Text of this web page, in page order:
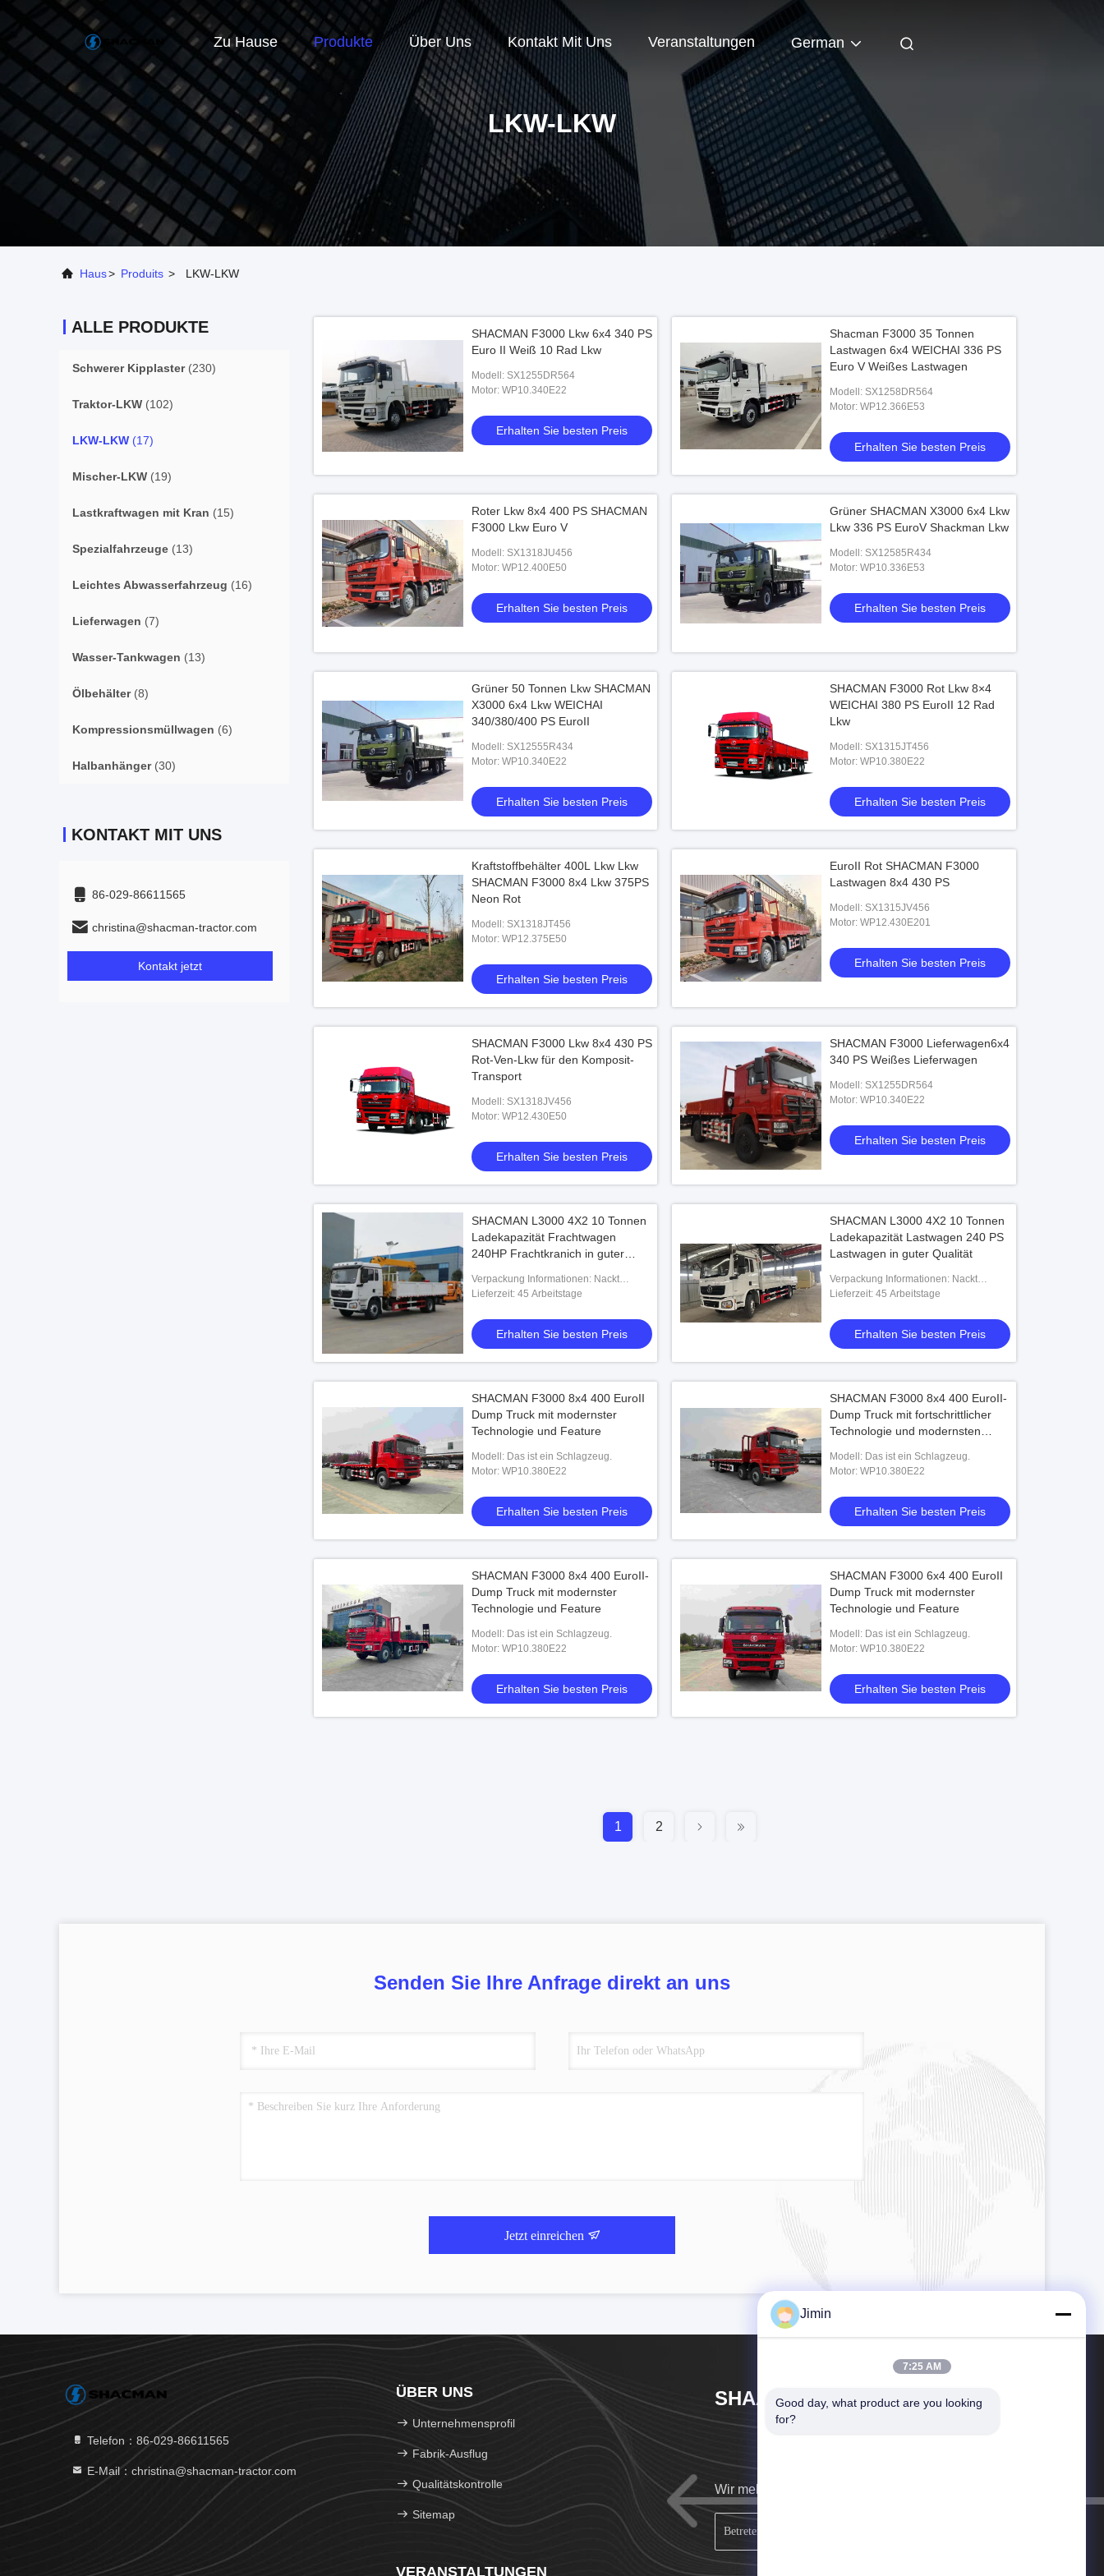
Zu Hause Produkte Über Uns Kontakt Mit Uns Veranstaltungen German
LKW-LKW
Haus> Produits > LKW-LKW
ALLE PRODUKTE
Schwerer Kipplaster(230)
Traktor-LKW (102)
LKW-LKW (17)
Mischer-LKW (19)
Lastkraftwagen mit Kran (15)
Spezialfahrzeuge (13)
Leichtes Abwasserfahrzeug (16)
Lieferwagen (7)
Wasser-Tankwagen (13)
Ölbehälter(8)
Kompressionsmüllwagen (6)
Halbanhänger(30)
KONTAKT MIT UNS
86-029-86611565
christina@shacman-tractor.com
Kontakt jetzt
SHACMAN F3000 Lkw 6x4 340 PS
Euro II Weiß 10 Rad Lkw
Modell: SX1255DR564
Motor: WP10.340E22
Erhalten Sie besten Preis
Shacman F3000 35 Tonnen
Lastwagen 6x4 WEICHAI 336 PS
Euro V Weißes Lastwagen
Modell: SX1258DR564
Motor: WP12.366E53
Erhalten Sie besten Preis
Roter Lkw 8x4 400 PS SHACMAN
F3000 Lkw Euro V
Modell: SX1318JU456
Motor: WP12.400E50
Erhalten Sie besten Preis
Grüner SHACMAN X3000 6x4 Lkw
Lkw 336 PS EuroV Shackman Lkw
Modell: SX12585R434
Motor: WP10.336E53
Erhalten Sie besten Preis
Grüner 50 Tonnen Lkw SHACMAN
X3000 6x4 Lkw WEICHAI
340/380/400 PS EuroII
Modell: SX12555R434
Motor: WP10.340E22
Erhalten Sie besten Preis
SHACMAN F3000 Rot Lkw 8×4
WEICHAI 380 PS EuroII 12 Rad
Lkw
Modell: SX1315JT456
Motor: WP10.380E22
Erhalten Sie besten Preis
Kraftstoffbehälter 400L Lkw Lkw
SHACMAN F3000 8x4 Lkw 375PS
Neon Rot
Modell: SX1318JT456
Motor: WP12.375E50
Erhalten Sie besten Preis
EuroII Rot SHACMAN F3000
Lastwagen 8x4 430 PS
Modell: SX1315JV456
Motor: WP12.430E201
Erhalten Sie besten Preis
SHACMAN F3000 Lkw 8x4 430 PS
Rot-Ven-Lkw für den Komposit-
Transport
Modell: SX1318JV456
Motor: WP12.430E50
Erhalten Sie besten Preis
SHACMAN F3000 Lieferwagen6x4
340 PS Weißes Lieferwagen
Modell: SX1255DR564
Motor: WP10.340E22
Erhalten Sie besten Preis
SHACMAN L3000 4X2 10 Tonnen
Ladekapazität Frachtwagen
240HP Frachtkranich in guter
Verpackung Informationen: Nackt
verpackt, mit Wachs vor dem Versand.
Lieferzeit: 45 Arbeitstage
Erhalten Sie besten Preis
SHACMAN L3000 4X2 10 Tonnen
Ladekapazität Lastwagen 240 PS
Lastwagen in guter Qualität
Verpackung Informationen: Nackt
verpackt, mit Wachs vor dem Versand.
Lieferzeit: 45 Arbeitstage
Erhalten Sie besten Preis
SHACMAN F3000 8x4 400 EuroII
Dump Truck mit modernster
Technologie und Feature
Modell: Das ist ein Schlagzeug.
Motor: WP10.380E22
Erhalten Sie besten Preis
SHACMAN F3000 8x4 400 EuroII-
Dump Truck mit fortschrittlicher
Technologie und modernsten
Modell: Das ist ein Schlagzeug.
Motor: WP10.380E22
Erhalten Sie besten Preis
SHACMAN F3000 8x4 400 EuroII-
Dump Truck mit modernster
Technologie und Feature
Modell: Das ist ein Schlagzeug.
Motor: WP10.380E22
Erhalten Sie besten Preis
SHACMAN F3000 6x4 400 EuroII
Dump Truck mit modernster
Technologie und Feature
Modell: Das ist ein Schlagzeug.
Motor: WP10.380E22
Erhalten Sie besten Preis
1 2
Senden Sie Ihre Anfrage direkt an uns
Jetzt einreichen
Telefon：86-029-86611565
E-Mail：christina@shacman-tractor.com
ÜBER UNS
Unternehmensprofil
Fabrik-Ausflug
Qualitätskontrolle
Sitemap
VERANSTALTUNGEN
SHAAN XI HAN OCEAN CO . , LTD
Wir melden uns so schnell wie möglich.
Jimin
7:25 AM
Good day, what product are you looking
for?